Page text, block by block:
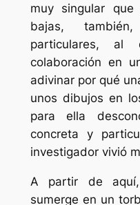
muy singular
bajas,
particulares,
colaboración en
adivinar por qué
unos dibujos en
para ella
concreta y
investigador vivió
A partir de aquí,
sumerge en un